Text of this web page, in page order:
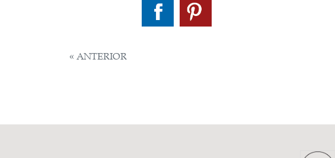
NAVEGAÇÃO
« ANTERIOR